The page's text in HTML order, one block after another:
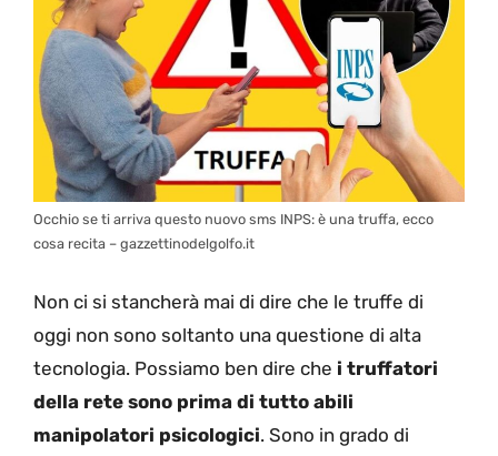
Occhio se ti arriva questo nuovo sms INPS: è una truffa, ecco
cosa recita – gazzettinodelgolfo.it
Non ci si stancherà mai di dire che le truffe di
oggi non sono soltanto una questione di alta
tecnologia. Possiamo ben dire che i truffatori
della rete sono prima di tutto abili
manipolatori psicologici. Sono in grado di